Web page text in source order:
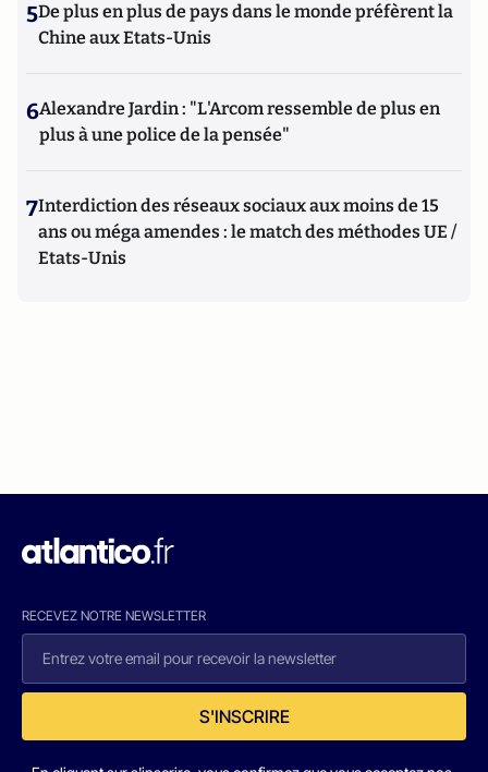
5De plus en plus de pays dans le monde préfèrent la
Chine aux Etats-Unis
6Alexandre Jardin : "L'Arcom ressemble de plus en
plus à une police de la pensée"
7Interdiction des réseaux sociaux aux moins de 15
ans ou méga amendes : le match des méthodes UE /
Etats-Unis
RECEVEZ NOTRE NEWSLETTER
S'INSCRIRE